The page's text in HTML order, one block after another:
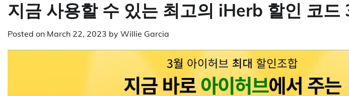
지금 사용할 수 있는 최고의 iHerb 할인 코드
Posted on March 22, 2023 by Willie Garcia